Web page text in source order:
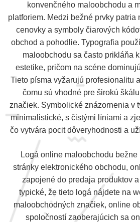
konvenčného maloobchodu a
platforiem. Medzi bežné prvky patria
cenovky a symboly čiarových
obchod a pohodlie. Typografia
maloobchodu sa často prikláňa
estetike, pričom na scéne
Tieto písma vyžarujú profesionalitu
čomu sú vhodné pre širokú
značiek. Symbolické znázornenia v
minimalistické, s čistými líniami a
čo vytvára pocit dôveryhodnosti a
Logá online maloobchodu
stránky elektronického obchodu,
zapojené do predaja produktov
typické, že tieto logá nájdete na
maloobchodných značiek, online
spoločností zaoberajúcich sa